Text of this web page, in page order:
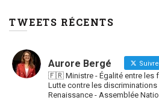
TWEETS RÉCENTS
Aurore Bergé Suivre
🇫🇷 Ministre - Égalité entre les
Lutte contre les
Renaissance - Assemblée